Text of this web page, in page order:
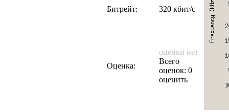
Битрейт: 320 кбит/с
Оценка:
оценки нет
Всего
оценок: 0
оценить